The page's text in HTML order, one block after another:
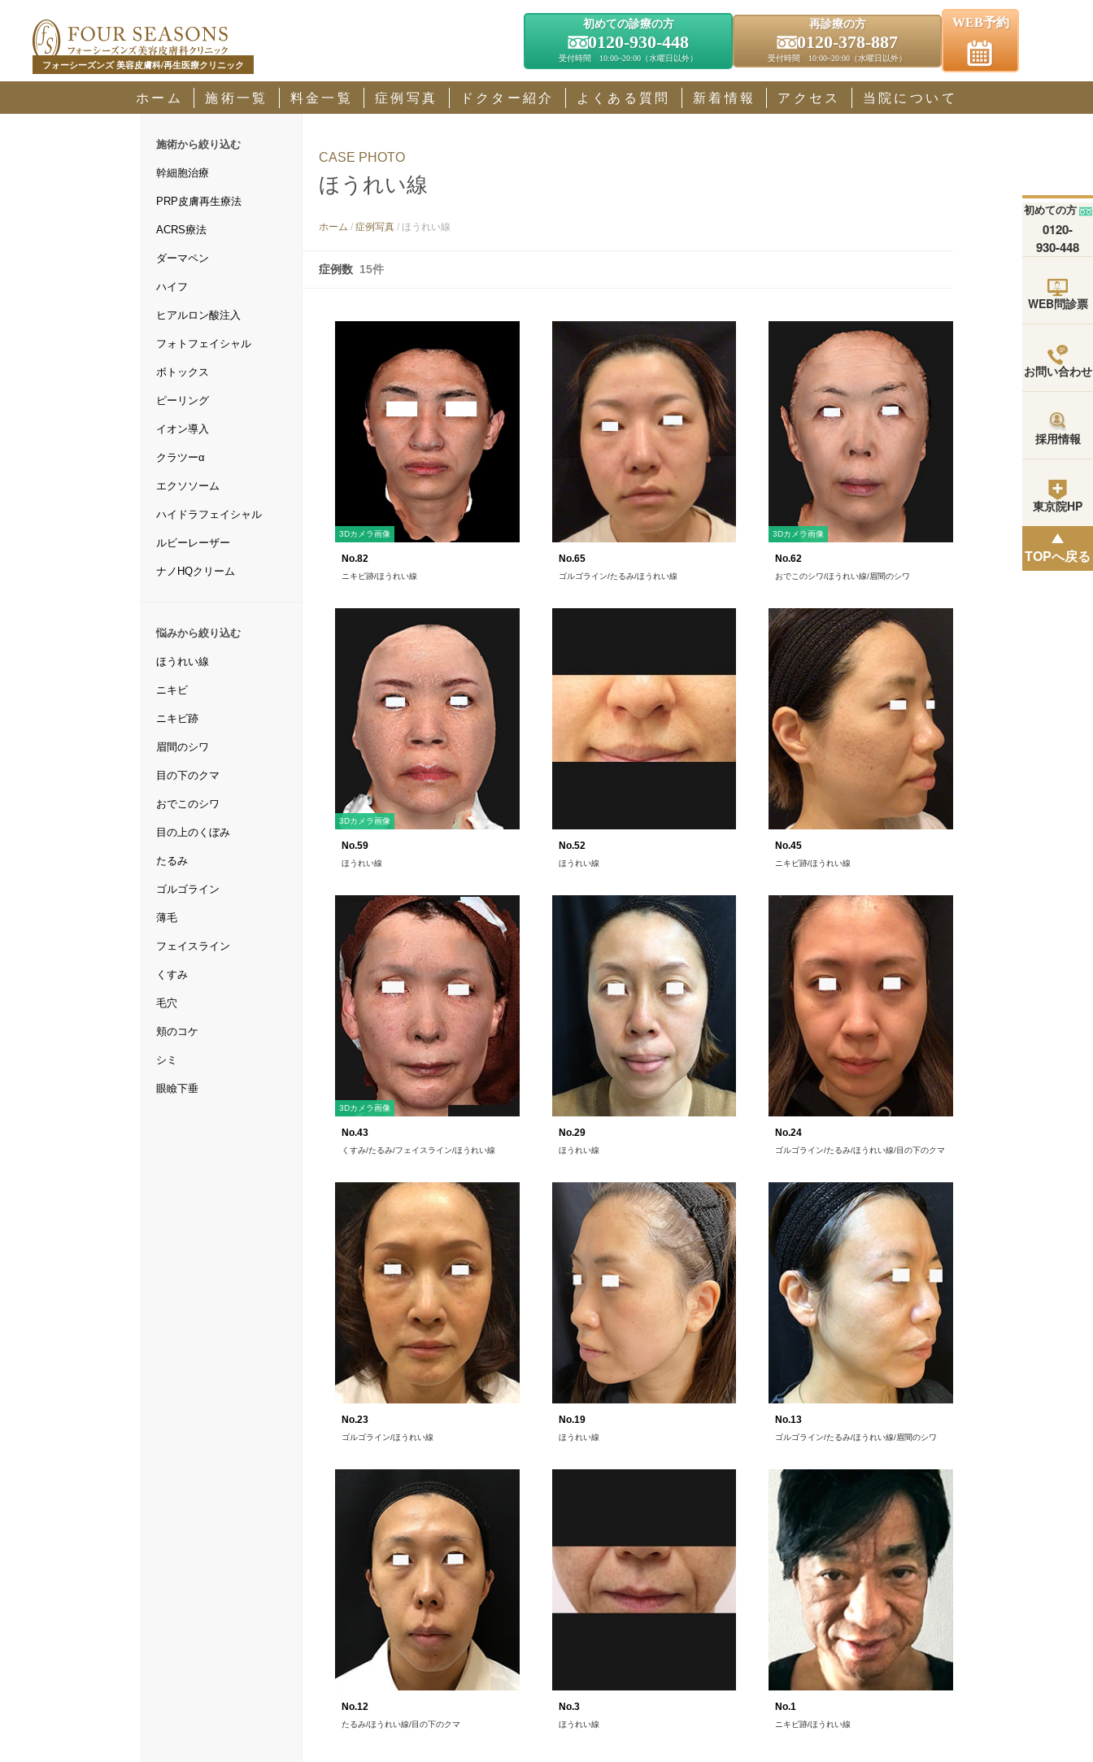
フォーシーズンズ 美容皮膚科/再生医療クリニック
初めての診療の方
0120-930-448
受付時間 10:00~20:00（水曜日以外）
再診療の方
0120-378-887
受付時間 10:00~20:00（水曜日以外）
WEB予約
初めての方
0120-
930-448
WEB問診票
お問い合わせ
採用情報
東京院HP
TOPへ戻る
ホーム 施術一覧 料金一覧 症例写真 ドクター紹介 よくある質問 新着情報 アクセス 当院について
施術から絞り込む
幹細胞治療
PRP皮膚再生療法
ACRS療法
ダーマペン
ハイフ
ヒアルロン酸注入
フォトフェイシャル
ボトックス
ピーリング
イオン導入
クラツーα
エクソソーム
ハイドラフェイシャル
ルビーレーザー
ナノHQクリーム
悩みから絞り込む
ほうれい線
ニキビ
ニキビ跡
眉間のシワ
目の下のクマ
おでこのシワ
目の上のくぼみ
たるみ
ゴルゴライン
薄毛
フェイスライン
くすみ
毛穴
頬のコケ
シミ
眼瞼下垂
CASE PHOTO
ほうれい線
ホーム /症例写真/ほうれい線
症例数 15件
3Dカメラ画像
No.82
ニキビ跡/ほうれい線
No.65
ゴルゴライン/たるみ/ほうれい線
3Dカメラ画像
No.62
おでこのシワ/ほうれい線/眉間のシワ
3Dカメラ画像
No.59
ほうれい線
No.52
ほうれい線
No.45
ニキビ跡/ほうれい線
3Dカメラ画像
No.43
くすみ/たるみ/フェイスライン/ほうれい線
No.29
ほうれい線
No.24
ゴルゴライン/たるみ/ほうれい線/目の下のクマ
No.23
ゴルゴライン/ほうれい線
No.19
ほうれい線
No.13
ゴルゴライン/たるみ/ほうれい線/眉間のシワ
No.12
たるみ/ほうれい線/目の下のクマ
No.3
ほうれい線
No.1
ニキビ跡/ほうれい線